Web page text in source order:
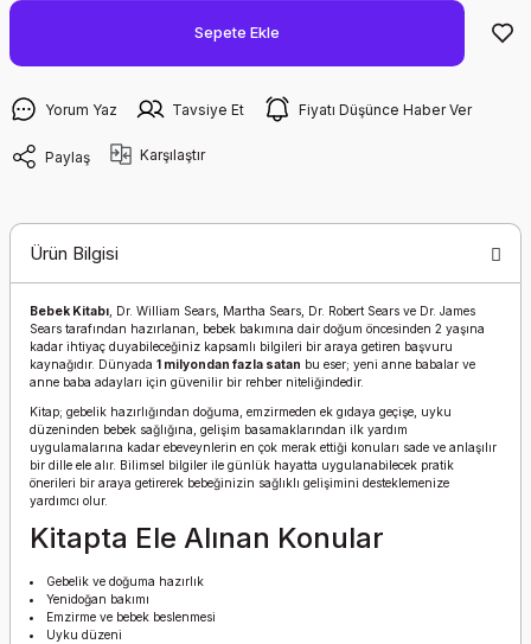
Sepete Ekle
Yorum Yaz Tavsiye Et Fiyatı Düşünce Haber Ver
Paylaş Karşılaştır
Ürün Bilgisi
Bebek Kitabı , Dr. William Sears, Martha Sears, Dr. Robert Sears ve Dr. James
Sears tarafından hazırlanan, bebek bakımına dair doğum öncesinden 2 yaşına
kadar ihtiyaç duyabileceğiniz kapsamlı bilgileri bir araya getiren başvuru
kaynağıdır. Dünyada 1 milyondan fazla satan bu eser; yeni anne babalar ve
anne baba adayları için güvenilir bir rehber niteliğindedir.
Kitap; gebelik hazırlığından doğuma, emzirmeden ek gıdaya geçişe, uyku
düzeninden bebek sağlığına, gelişim basamaklarından ilk yardım
uygulamalarına kadar ebeveynlerin en çok merak ettiği konuları sade ve anlaşılır
bir dille ele alır. Bilimsel bilgiler ile günlük hayatta uygulanabilecek pratik
önerileri bir araya getirerek bebeğinizin sağlıklı gelişimini desteklemenize
yardımcı olur.
Kitapta Ele Alınan Konular
Gebelik ve doğuma hazırlık
Yenidoğan bakımı
Emzirme ve bebek beslenmesi
Uyku düzeni